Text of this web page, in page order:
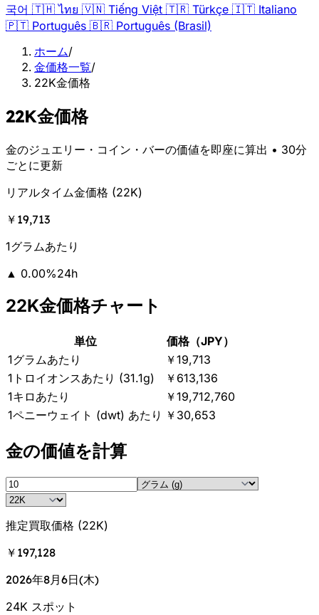
국어 🇹🇭 ไทย 🇻🇳 Tiếng Việt 🇹🇷 Türkçe 🇮🇹 Italiano
🇵🇹 Português 🇧🇷 Português (Brasil)
ホーム/
金価格一覧/
22K金価格
22K金価格
金のジュエリー・コイン・バーの価値を即座に算出 • 30分
ごとに更新
リアルタイム金価格 (22K)
￥19,713
1グラムあたり
▲ 0.00%24h
22K金価格チャート
単位
価格（JPY）
1グラムあたり
￥19,713
1トロイオンスあたり (31.1g)
￥613,136
1キロあたり
￥19,712,760
1ペニーウェイト (dwt) あたり ￥30,653
金の価値を計算
推定買取価格 (22K)
￥197,128
2026年8月6日(木)
24K スポット